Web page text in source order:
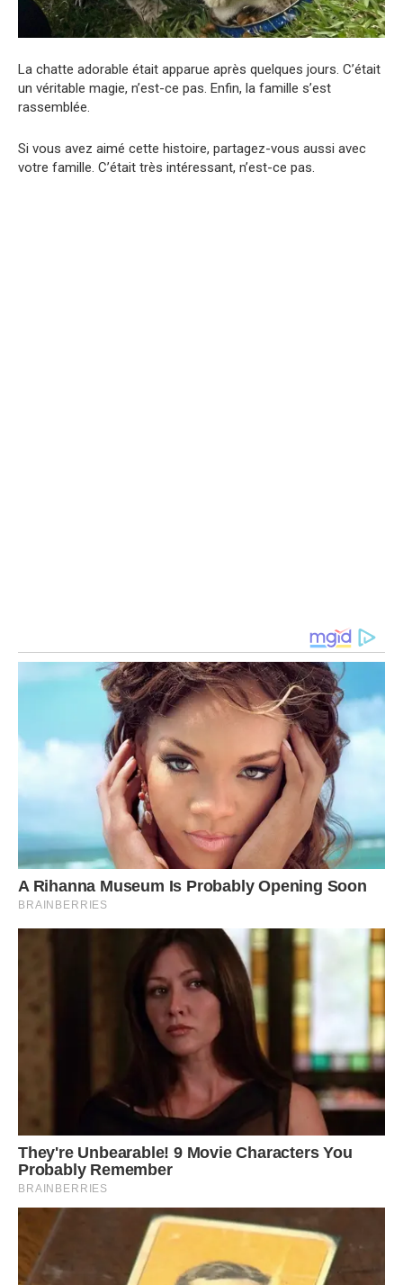
La chatte adorable était apparue après quelques jours. C’était
un véritable magie, n’est-ce pas. Enfin, la famille s’est
rassemblée.
Si vous avez aimé cette histoire, partagez-vous aussi avec
votre famille. C’était très intéressant, n’est-ce pas.